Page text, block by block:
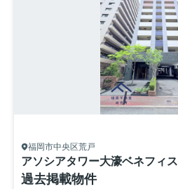
福岡市中央区荒戸
アソシアタワー大濠ベネフィス
過去掲載物件